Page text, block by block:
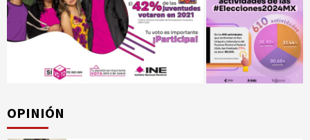
OPINIÓN